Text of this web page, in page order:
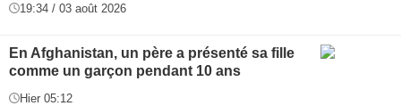
19:34 / 03 août 2026
En Afghanistan, un père a présenté sa fille
comme un garçon pendant 10 ans
Hier 05:12